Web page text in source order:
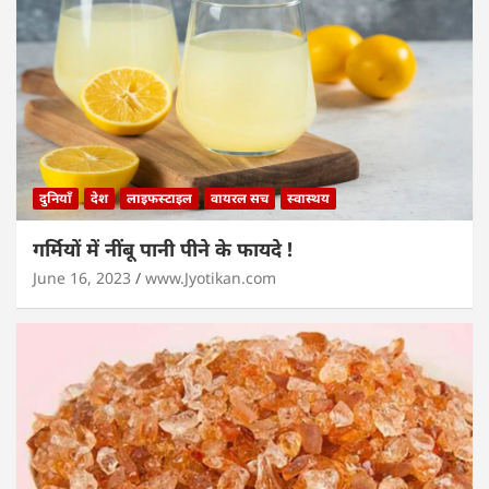
दुनियाँ देश लाइफस्टाइल वायरल सच स्वास्थय
गर्मियों में नींबू पानी पीने के फायदे !
June 16, 2023 www.Jyotikan.com